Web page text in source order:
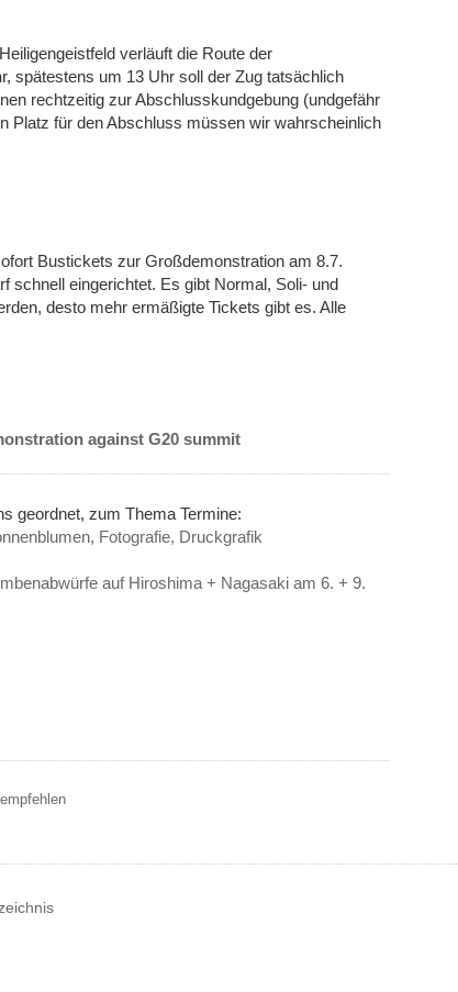
verläuft die Route der
r, spätestens um 13 Uhr soll der Zug tatsächlich
rechtzeitig zur Abschlusskundgebung (undgefähr
Platz für den Abschluss müssen wir wahrscheinlich
Bustickets zur Großdemonstration am 8.7.
schnell eingerichtet. Es gibt Normal, Soli- und
desto mehr ermäßigte Tickets gibt es. Alle
against G20 summit
geordnet, zum Thema Termine:
Fotografie, Druckgrafik
auf Hiroshima + Nagasaki am 6. + 9.